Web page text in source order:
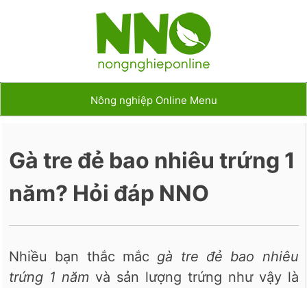
Nông nghiệp Online Menu
Gà tre đẻ bao nhiêu trứng 1
năm? Hỏi đáp NNO
Nhiều bạn thắc mắc gà tre đẻ bao nhiêu
trứng 1 nămvà sản lượng trứng như vậy là